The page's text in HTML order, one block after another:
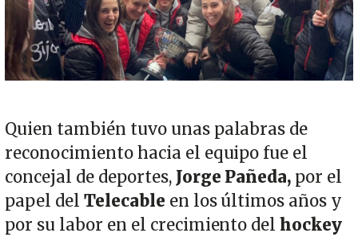
Quien también tuvo unas palabras de
reconocimiento hacia el equipo fue el
concejal de deportes,Jorge Pañeda, por el
papel del Telecable en los últimos años y
por su labor en el crecimiento del hockey